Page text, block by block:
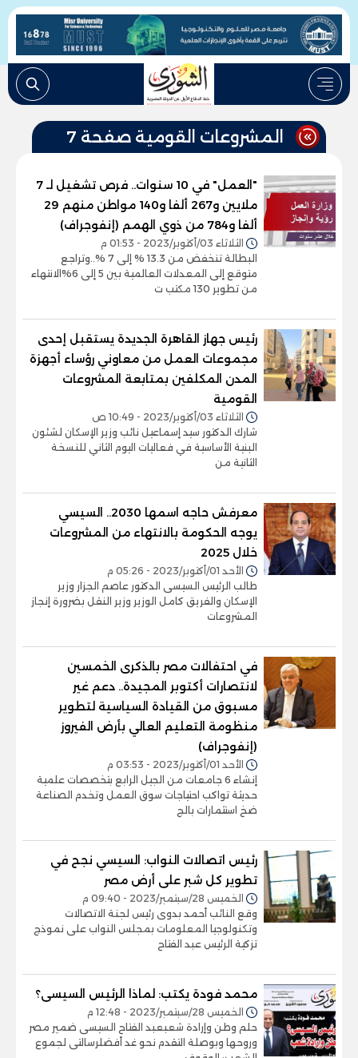
المشروعات القومية صفحة 7
"العمل" في 10 سنوات.. فرص تشغيل لـ 7
ملايين و267 ألفا و140 مواطن منهم 29
ألفا و784 من ذوي الهمم (إنفوجراف)
الثلاثاء 03/أكتوبر/2023 - 01:53 م
البطالة تنخفض من 13.3 % إلى 7 %..وتراجع
متوقع إلى المعدلات العالمية بين 5 إلى 6%الانتهاء
من تطوير 130 مكتب ت
رئيس جهاز القاهرة الجديدة يستقبل إحدى
مجموعات العمل من معاوني رؤساء أجهزة
المدن المكلفين بمتابعة المشروعات
القومية
الثلاثاء 03/أكتوبر/2023 - 10:49 ص
شارك الدكتور سيد إسماعيل نائب وزير الإسكان لشئون
البنية الأساسية في فعاليات اليوم الثاني للنسخة
الثانية من
معرفش حاجه اسمها 2030.. السيسي
يوجه الحكومة بالانتهاء من المشروعات
خلال 2025
الأحد 01/أكتوبر/2023 - 05:26 م
طالب الرئيس السيسى الدكتور عاصم الجزار وزير
الإسكان والفريق كامل الوزير وزير النقل بضرورة إنجاز
المشروعات
في احتفالات مصر بالذكرى الخمسين
لانتصارات أكتوبر المجيدة.. دعم غير
مسبوق من القيادة السياسية لتطوير
منظومة التعليم العالي بأرض الفيروز
(إنفوجراف)
الأحد 01/أكتوبر/2023 - 03:53 م
إنشاء 6 جامعات من الجيل الرابع بتخصصات علمية
حديثة تواكب احتياجات سوق العمل وتخدم الصناعة
ضخ استثمارات بالج
رئيس اتصالات النواب: السيسي نجح في
تطوير كل شبر على أرض مصر
الخميس 28/سبتمبر/2023 - 09:40 م
وقع النائب أحمد بدوى رئيس لجنة الاتصالات
وتكنولوجيا المعلومات بمجلس النواب على نموذج
تزكية الرئيس عبد الفتاح
محمد فودة يكتب: لماذا الرئيس السيسى؟
الخميس 28/سبتمبر/2023 - 12:48 م
حلم وطن وإرادة شعبعبد الفتاح السيسى ضمير مصر
وروحها وبوصلة التقدم نحو غد أفضلرسالتى لجموع